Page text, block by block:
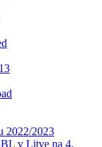
2022/2023
v Litve na 4.